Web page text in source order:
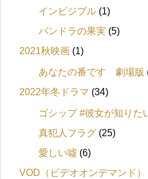
インビジブル (1)
パンドラの果実 (5)
2021秋映画 (1)
あなたの番です 劇場版
2022年冬ドラマ (34)
ゴシップ #彼女が知りた
真犯人フラグ (25)
愛しい噓 (6)
VOD（ビデオオンデマンド）